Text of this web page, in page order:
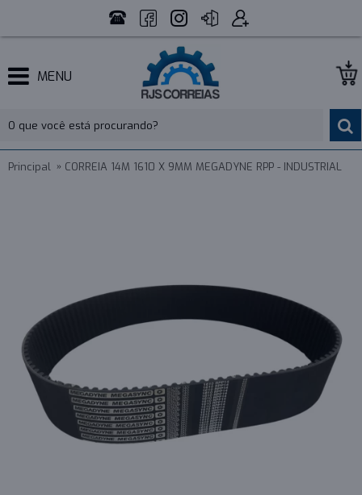
MENU
Principal CORREIA 14M 1610 X 9MM MEGADYNE RPP - INDUSTRIAL